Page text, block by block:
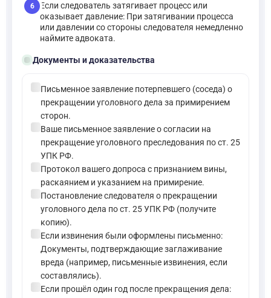
6
Если следователь затягивает процесс или
оказывает давление: При затягивании процесса
или давлении со стороны следователя немедленно
наймите адвоката.
folder_openДокументы и доказательства
Письменное заявление потерпевшего (соседа) о
прекращении уголовного дела за примирением
сторон.
Ваше письменное заявление о согласии на
прекращение уголовного преследования по ст. 25
УПК РФ.
Протокол вашего допроса с признанием вины,
раскаянием и указанием на примирение.
Постановление следователя о прекращении
уголовного дела по ст. 25 УПК РФ (получите
копию).
Если извинения были оформлены письменно:
Документы, подтверждающие заглаживание
вреда (например, письменные извинения, если
составлялись).
Если прошёл один год после прекращения дела: